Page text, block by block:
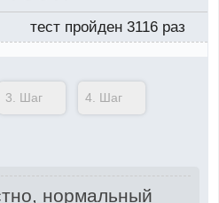
тест пройден 3116 раз
3. Шаг 4. Шаг
нормальный